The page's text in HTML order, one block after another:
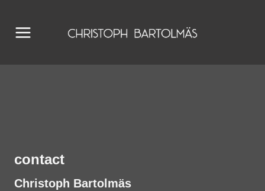
content
contact
Christoph Bartolmäs